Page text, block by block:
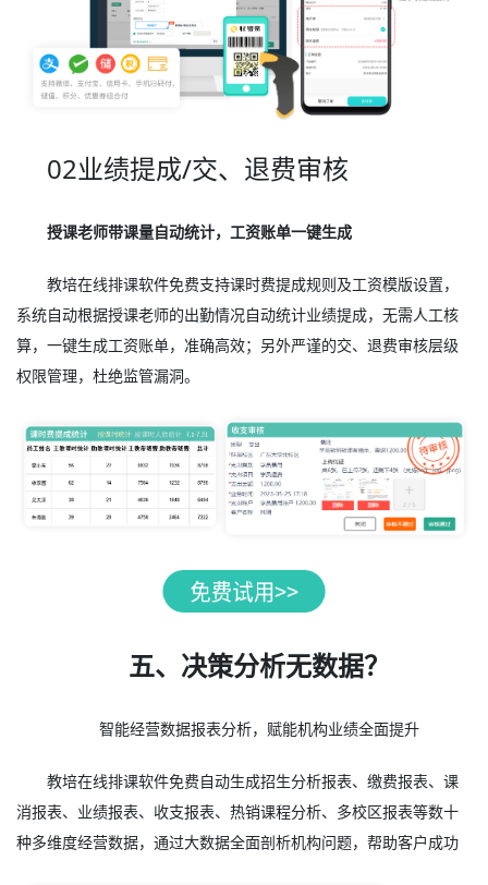
02业绩提成/交、退费审核
授课老师带课量自动统计，工资账单一键生成
教培在线排课软件免费支持课时费提成规则及工资模版设置，
系统自动根据授课老师的出勤情况自动统计业绩提成，无需人工核
算，一键生成工资账单，准确高效；另外严谨的交、退费审核层级
权限管理，杜绝监管漏洞。
五、决策分析无数据？
智能经营数据报表分析，赋能机构业绩全面提升
教培在线排课软件免费自动生成招生分析报表、缴费报表、课
消报表、业绩报表、收支报表、热销课程分析、多校区报表等数十
种多维度经营数据，通过大数据全面剖析机构问题，帮助客户成功